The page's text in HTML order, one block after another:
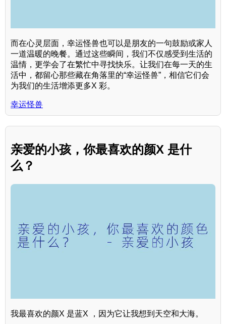
而在心灵层面，幸运怪兽也可以是朋友的一句鼓励或家人
一道温暖的晚餐。通过这些瞬间，我们不仅感受到生活的
温情，更学会了在繁忙中寻找快乐。让我们在每一天的生
活中，都留心那些藏在角落里的“幸运怪兽”，相信它们会
为我们的生活增添更多X 彩。
幸运怪兽
亲爱的小孩，你最喜欢的颜X 是什
么？
我最喜欢的颜X 是蓝X ，因为它让我想到天空和大海。